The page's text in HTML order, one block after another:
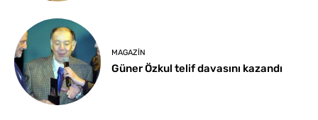
MAGAZIN
Güner Özkul telif davasını kazandı